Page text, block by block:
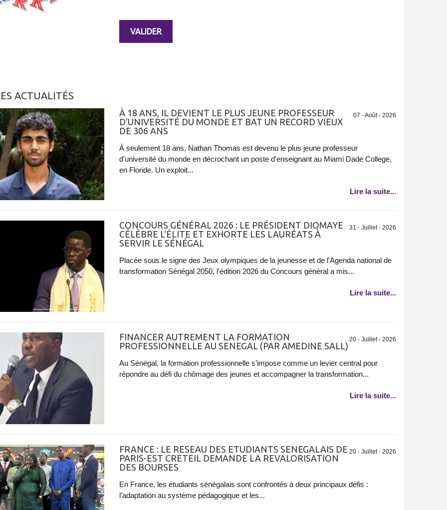
ACTUALITÉS
07 - Août - 2026
À 18 ANS, IL DEVIENT LE PLUS JEUNE PROFESSEUR
D'UNIVERSITÉ DU MONDE ET BAT UN RECORD VIEUX
DE 306 ANS
À seulement 18 ans, Nathan Thomas est devenu le plus jeune professeur
d'université du monde en décrochant un poste d'enseignant au Miami Dade College,
en Floride. Un exploit...
Lire la suite...
31 - Juillet - 2026
CONCOURS GÉNÉRAL 2026 : LE PRÉSIDENT DIOMAYE
CÉLÈBRE L'ÉLITE ET EXHORTE LES LAURÉATS À
SERVIR LE SÉNÉGAL
Placée sous le signe des Jeux olympiques de la jeunesse et de l'Agenda national de
transformation Sénégal 2050, l'édition 2026 du Concours général a mis...
Lire la suite...
20 - Juillet - 2026
FINANCER AUTREMENT LA FORMATION
PROFESSIONNELLE AU SENEGAL (PAR AMEDINE SALL)
Au Sénégal, la formation professionnelle s’impose comme un levier central pour
répondre au défi du chômage des jeunes et accompagner la transformation...
Lire la suite...
20 - Juillet - 2026
FRANCE : LE RESEAU DES ETUDIANTS SENEGALAIS DE
PARIS-EST CRETEIL DEMANDE LA REVALORISATION
DES BOURSES
En France, les étudiants sénégalais sont confrontés à deux principaux défis :
l’adaptation au système pédagogique et les...